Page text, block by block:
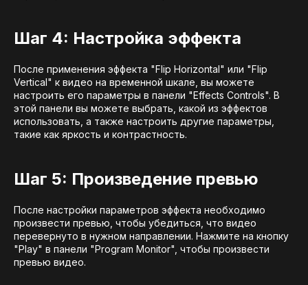
Шаг 4: Настройка эффекта
После применения эффекта "Flip Horizontal" или "Flip
Vertical" к видео на временной шкале, вы можете
настроить его параметры в панели "Effects Controls". В
этой панели вы можете выбрать, какой из эффектов
использовать, а также настроить другие параметры,
такие как яркость и контрастность.
Шаг 5: Произведение превью
После настройки параметров эффекта необходимо
произвести превью, чтобы убедиться, что видео
перевернуто в нужном направлении. Нажмите на кнопку
"Play" в панели "Program Monitor", чтобы произвести
превью видео.